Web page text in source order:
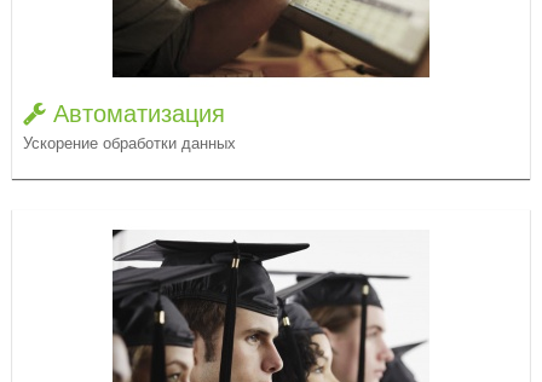
Автоматизация
Ускорение обработки данных